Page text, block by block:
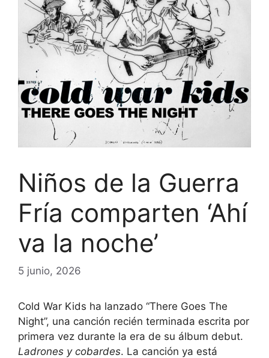
Niños de la Guerra
Fría comparten ‘Ahí
va la noche’
5 junio, 2026
Cold War Kids ha lanzado “There Goes The
Night”, una canción recién terminada escrita por
primera vez durante la era de su álbum debut.
Ladrones y cobardes. La canción ya está